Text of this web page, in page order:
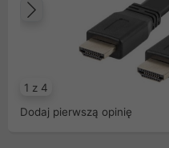
1 z 4
Poprzedni
Dodaj pierwszą opinię